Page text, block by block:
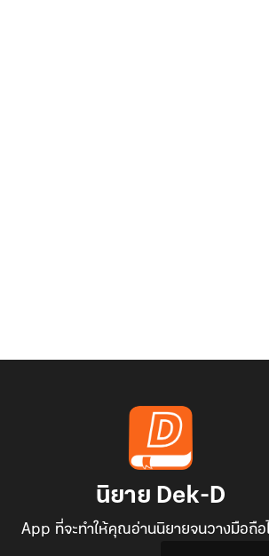
นิยาย Dek-D
App ที่จะทำให้คุณอ่านนิยายจนวางมือถือ